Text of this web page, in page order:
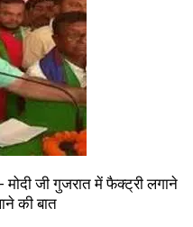
मोदी जी गुजरात में फैक्ट्री लगाने
की बात